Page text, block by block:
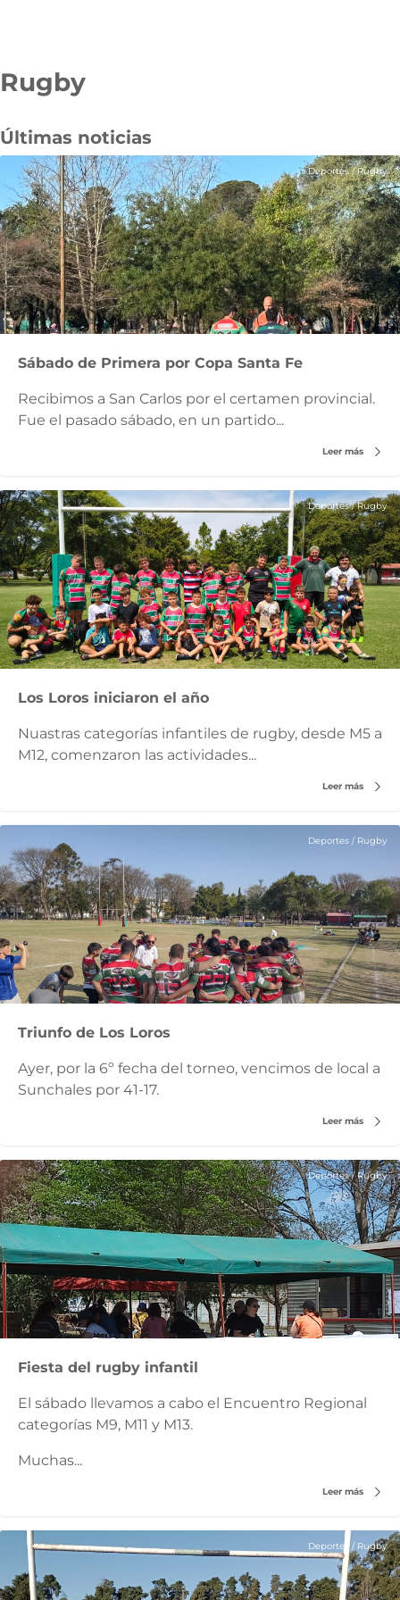
Rugby
Últimas noticias
Deportes / Rugby
Sábado de Primera por Copa Santa Fe
Recibimos a San Carlos por el certamen provincial.
Fue el pasado sábado, en un partido...
Leer más
Deportes / Rugby
Los Loros iniciaron el año
Nuastras categorías infantiles de rugby, desde M5 a
M12, comenzaron las actividades...
Leer más
Deportes / Rugby
Triunfo de Los Loros
Ayer, por la 6º fecha del torneo, vencimos de local a
Sunchales por 41-17.
Leer más
Deportes / Rugby
Fiesta del rugby infantil
El sábado llevamos a cabo el Encuentro Regional
categorías M9, M11 y M13.
Muchas...
Leer más
Deportes / Rugby